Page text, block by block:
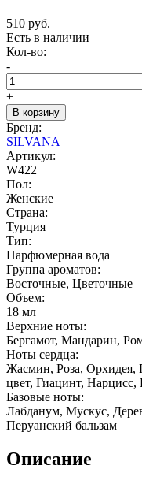
510 руб.
Есть в наличии
Кол-во:
-
+
В корзину
Бренд:
SILVANA
Артикул:
W422
Пол:
Женские
Страна:
Турция
Тип:
Парфюмерная вода
Группа ароматов:
Восточные, Цветочные
Объем:
18 мл
Верхние ноты:
Бергамот, Мандарин,
Ноты сердца:
Жасмин, Роза, Орхидея,
цвет, Гиацинт, Нарцисс,
Базовые ноты:
Лабданум, Мускус,
Перуанский бальзам
Описание